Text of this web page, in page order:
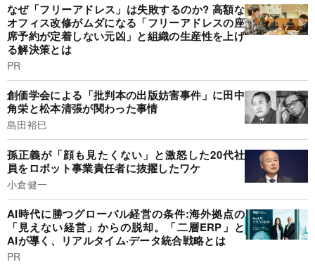
なぜ「フリーアドレス」は失敗するのか? 高額な
オフィス改修がムダになる「フリーアドレスの座
席予約が定着しない元凶」と組織の生産性を上げ
る解決策とは
PR
創価学会による「批判本の出版妨害事件」に田中
角栄と松本清張が関わった事情
島田裕巳
孫正義が「顔も見たくない」と激怒した20代社
員をロボット事業責任者に抜擢したワケ
小倉健一
AI時代に勝つグローバル経営の条件:海外拠点の
「見えない経営」からの脱却。「二層ERP」と
AIが導く、リアルタイム·データ統合戦略とは
PR